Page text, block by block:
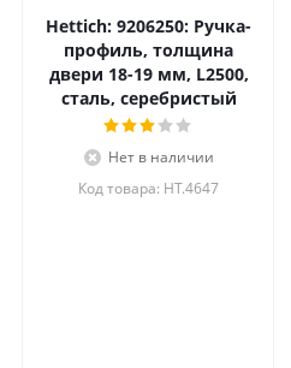
Hettich: 9206250: Ручка-
профиль, толщина
двери 18-19 мм, L2500,
сталь, серебристый
Нет в наличии
Код товара: HT.4647